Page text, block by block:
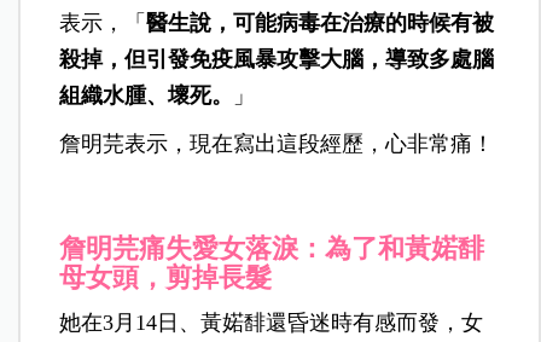
表示，「醫生說，可能病毒在治療的時候有被
殺掉，但引發免疫風暴攻擊大腦，導致多處腦
組織水腫、壞死。
」
詹明芫表示，現在寫出這段經歷，心非常痛！
詹明芫痛失愛女落淚：為了和黃婼馡
母女頭，剪掉長髮
她在3月14日、黃婼馡還昏迷時有感而發，女